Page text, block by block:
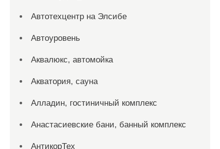
Автотехцентр на Элсибе
Автоуровень
Аквалюкс, автомойка
Акватория, сауна
Алладин, гостиничный комплекс
Анастасиевские бани, банный комплекс
АнтикорТех